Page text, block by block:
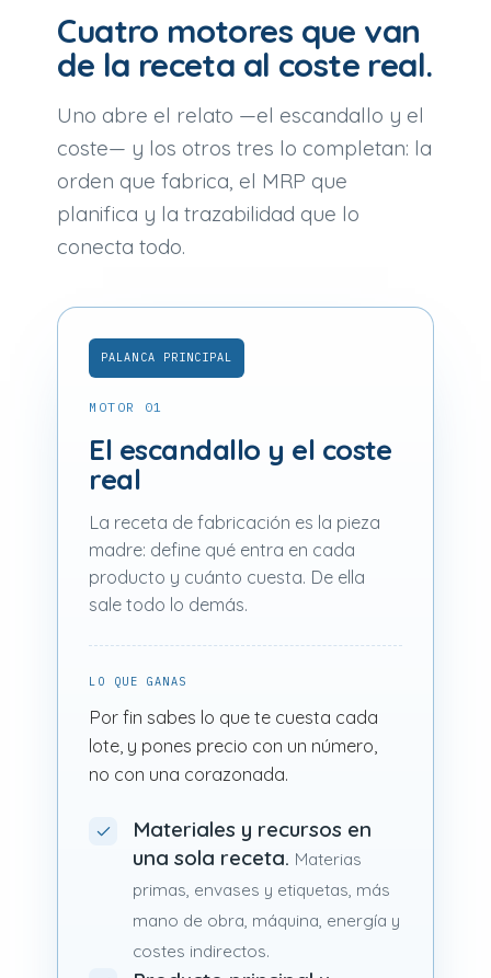
Cuatro motores que van
de la receta al coste real.
Uno abre el relato —el escandallo y el
coste— y los otros tres lo completan: la
orden que fabrica, el MRP que
planifica y la trazabilidad que lo
conecta todo.
PALANCA PRINCIPAL
MOTOR 01
El escandallo y el coste
real
La receta de fabricación es la pieza
madre: define qué entra en cada
producto y cuánto cuesta. De ella
sale todo lo demás.
LO QUE GANAS
Por fin sabes lo que te cuesta cada
lote, y pones precio con un número,
no con una corazonada.
Materiales y recursos en
una sola receta. Materias
primas, envases y etiquetas, más
mano de obra, máquina, energía y
costes indirectos.